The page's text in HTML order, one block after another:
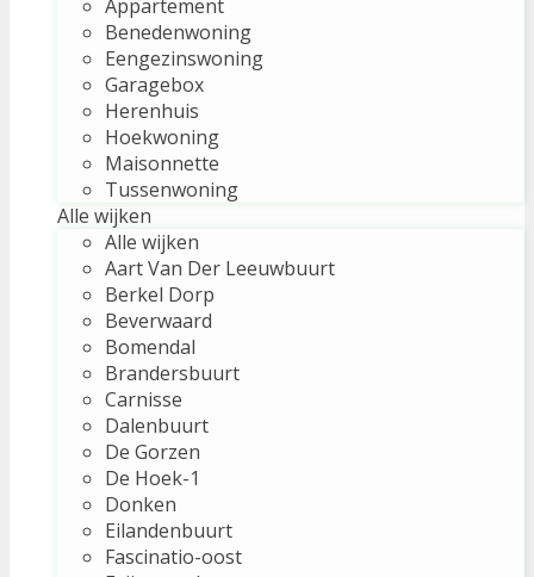
Appartement
Benedenwoning
Eengezinswoning
Garagebox
Herenhuis
Hoekwoning
Maisonnette
Tussenwoning
Alle wijken
Alle wijken
Aart Van Der Leeuwbuurt
Berkel Dorp
Beverwaard
Bomendal
Brandersbuurt
Carnisse
Dalenbuurt
De Gorzen
De Hoek-1
Donken
Eilandenbuurt
Fascinatio-oost